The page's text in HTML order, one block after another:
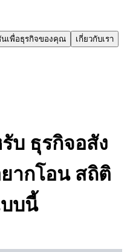
เพื่อธุรกิจของคุณ
เกี่ยวกับเรา
บ ธุรกิจอสัง
ากโอน สถิติ
บนี้